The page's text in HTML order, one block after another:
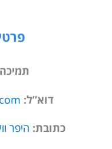
דוא”ל:
כתובת: היפר